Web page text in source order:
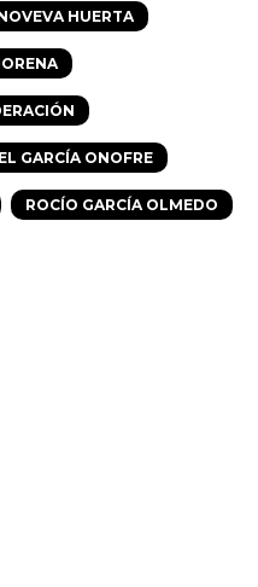
HUERTA
GARCÍA ONOFRE
ROCÍO GARCÍA OLMEDO